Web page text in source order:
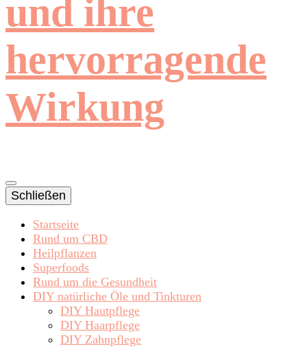
und ihre
hervorragende
Wirkung
Schließen
Startseite
Rund um CBD
Heilpflanzen
Superfoods
Rund um die Gesundheit
DIY natürliche Öle und Tinkturen
DIY Hautpflege
DIY Haarpflege
DIY Zahnpflege